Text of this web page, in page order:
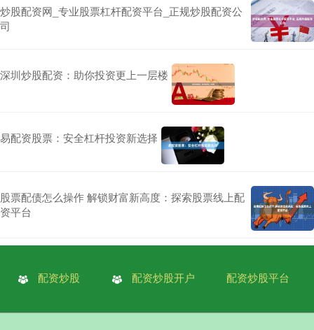
炒股配资网_专业股票杠杆配资平台_正规炒股配资公
司
深圳炒股配资：助你投资更上一层楼
易配资股票：安全杠杆投资新选择
股票配债怎么操作 解锁财富新高度：探索股票线上配
资平台
配资炒股 配资炒股开户 配资炒股平台